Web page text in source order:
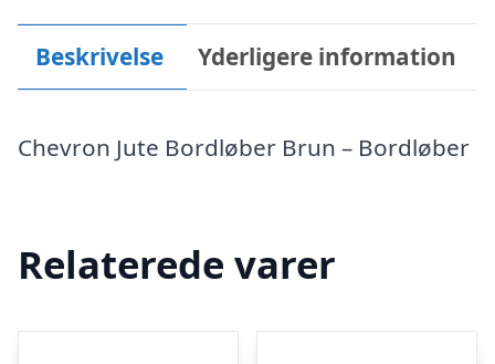
Beskrivelse Yderligere information
Chevron Jute Bordløber Brun – Bordløber
Relaterede varer